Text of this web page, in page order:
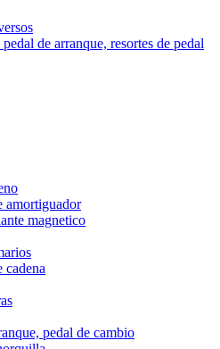
pedal de arranque, resortes de pedal
amortiguador
magnetico
cadena
pedal de cambio